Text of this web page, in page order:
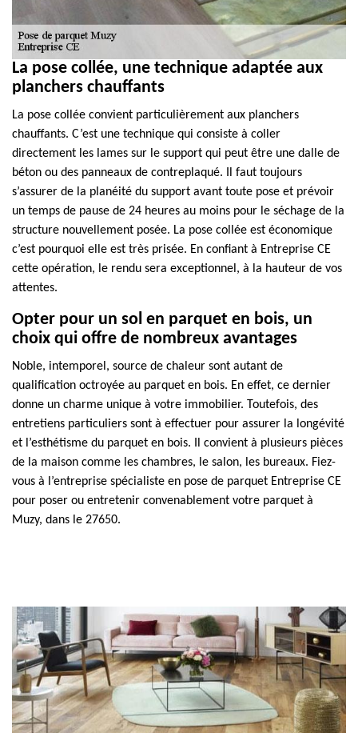
La pose collée, une technique adaptée aux
planchers chauffants
La pose collée convient particulièrement aux planchers
chauffants. C’est une technique qui consiste à coller
directement les lames sur le support qui peut être une dalle de
béton ou des panneaux de contreplaqué. Il faut toujours
s’assurer de la planéité du support avant toute pose et prévoir
un temps de pause de 24 heures au moins pour le séchage de la
structure nouvellement posée. La pose collée est économique
c’est pourquoi elle est très prisée. En confiant à Entreprise CE
cette opération, le rendu sera exceptionnel, à la hauteur de vos
attentes.
Opter pour un sol en parquet en bois, un
choix qui offre de nombreux avantages
Noble, intemporel, source de chaleur sont autant de
qualification octroyée au parquet en bois. En effet, ce dernier
donne un charme unique à votre immobilier. Toutefois, des
entretiens particuliers sont à effectuer pour assurer la longévité
et l’esthétisme du parquet en bois. Il convient à plusieurs pièces
de la maison comme les chambres, le salon, les bureaux. Fiez-
vous à l’entreprise spécialiste en pose de parquet Entreprise CE
pour poser ou entretenir convenablement votre parquet à
Muzy, dans le 27650.